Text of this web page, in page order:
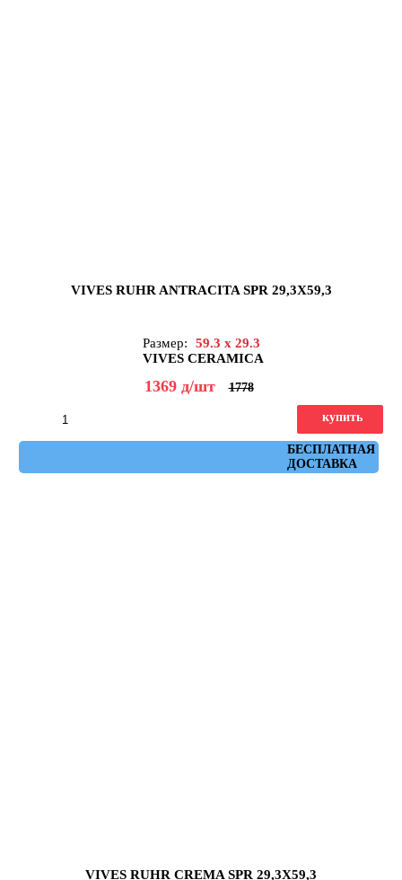
VIVES RUHR ANTRACITA SPR 29,3X59,3
Размер:
59.3 x 29.3
VIVES CERAMICA
1369 д/шт 1778
БЕСПЛАТНАЯ
ДОСТАВКА
купить
Артикул: ruhr_antracita_spr_29,3x59,3
VIVES RUHR CREMA SPR 29,3X59,3